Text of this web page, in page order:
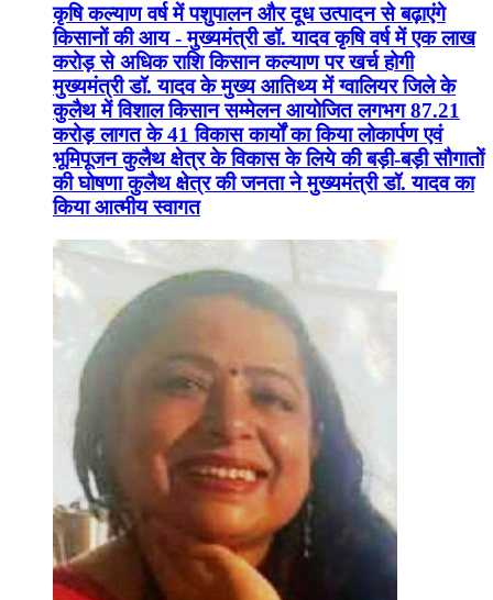
कृषि कल्याण वर्ष में पशुपालन और दूध उत्पादन से बढ़ाएंगे
किसानों की आय - मुख्यमंत्री डॉ. यादव कृषि वर्ष में एक लाख
करोड़ से अधिक राशि किसान कल्याण पर खर्च होगी
मुख्यमंत्री डॉ. यादव के मुख्य आतिथ्य में ग्वालियर जिले के
कुलैथ में विशाल किसान सम्मेलन आयोजित लगभग 87.21
करोड़ लागत के 41 विकास कार्यों का किया लोकार्पण एवं
भूमिपूजन कुलैथ क्षेत्र के विकास के लिये की बड़ी-बड़ी सौगातों
की घोषणा कुलैथ क्षेत्र की जनता ने मुख्यमंत्री डॉ. यादव का
किया आत्मीय स्वागत